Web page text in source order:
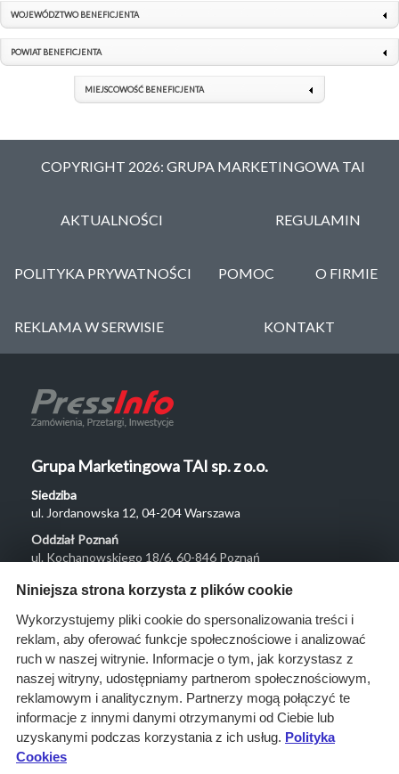
WOJEWÓDZTWO BENEFICJENTA
POWIAT BENEFICJENTA
MIEJSCOWOŚĆ BENEFICJENTA
COPYRIGHT 2026: GRUPA MARKETINGOWA TAI
AKTUALNOŚCI REGULAMIN
POLITYKA PRYWATNOŚCI POMOC O FIRMIE
REKLAMA W SERWISIE KONTAKT
Grupa Marketingowa TAI sp. z o.o.
Siedziba
ul. Jordanowska 12, 04-204 Warszawa
Oddział Poznań
ul. Kochanowskiego 18/6, 60-846 Poznań
Menu
O nas
Rozwiązania
Monitoring
przetargów
Raporty
przetargowe
Niniejsza strona korzysta z plików cookie
Wykorzystujemy pliki cookie do spersonalizowania treści i
reklam, aby oferować funkcje społecznościowe i analizować
ruch w naszej witrynie. Informacje o tym, jak korzystasz z
naszej witryny, udostępniamy partnerom społecznościowym,
reklamowym i analitycznym. Partnerzy mogą połączyć te
informacje z innymi danymi otrzymanymi od Ciebie lub
uzyskanymi podczas korzystania z ich usług. Polityka
Cookies